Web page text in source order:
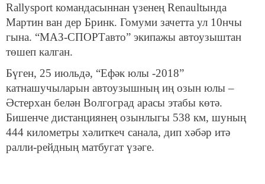
Rallysport командасыннан үзенең Renaultында
Мартин ван дер Бринк. Гомуми зачетта ул 10нчы
гына. “МАЗ-СПОРТавто” экипажы автоузыштан
төшеп калган.
Бүген, 25 июльдә, “Ефәк юлы -2018”
катнашучыларын автоузышның иң озын юлы –
Әстерхан белән Волгоград арасы этабы көтә.
Бишенче дистанциянең озынлыгы 538 км, шуның
444 километры хәлиткеч санала, дип хәбәр итә
ралли-рейдның матбугат үзәге.